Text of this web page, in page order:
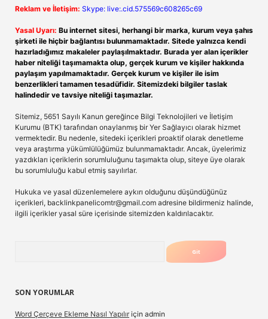
Reklam ve İletişim: Skype: live:.cid.575569c608265c69
Yasal Uyarı: Bu internet sitesi, herhangi bir marka, kurum veya şahıs
şirketi ile hiçbir bağlantısı bulunmamaktadır. Sitede yalnızca kendi
hazırladığımız makaleler paylaşılmaktadır. Burada yer alan içerikler
haber niteliği taşımamakta olup, gerçek kurum ve kişiler hakkında
paylaşım yapılmamaktadır. Gerçek kurum ve kişiler ile isim
benzerlikleri tamamen tesadüfidir. Sitemizdeki bilgiler taslak
halindedir ve tavsiye niteliği taşımazlar.
Sitemiz, 5651 Sayılı Kanun gereğince Bilgi Teknolojileri ve İletişim
Kurumu (BTK) tarafından onaylanmış bir Yer Sağlayıcı olarak hizmet
vermektedir. Bu nedenle, sitedeki içerikleri proaktif olarak denetleme
veya araştırma yükümlülüğümüz bulunmamaktadır. Ancak, üyelerimiz
yazdıkları içeriklerin sorumluluğunu taşımakta olup, siteye üye olarak
bu sorumluluğu kabul etmiş sayılırlar.
Hukuka ve yasal düzenlemelere aykırı olduğunu düşündüğünüz
içerikleri, backlinkpanelicomtr@gmail.com adresine bildirmeniz halinde,
ilgili içerikler yasal süre içerisinde sitemizden kaldırılacaktır.
SON YORUMLAR
Word Çerçeve Ekleme Nasıl Yapılır için admin